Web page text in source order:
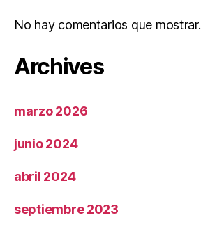
No hay comentarios que mostrar.
Archives
marzo 2026
junio 2024
abril 2024
septiembre 2023